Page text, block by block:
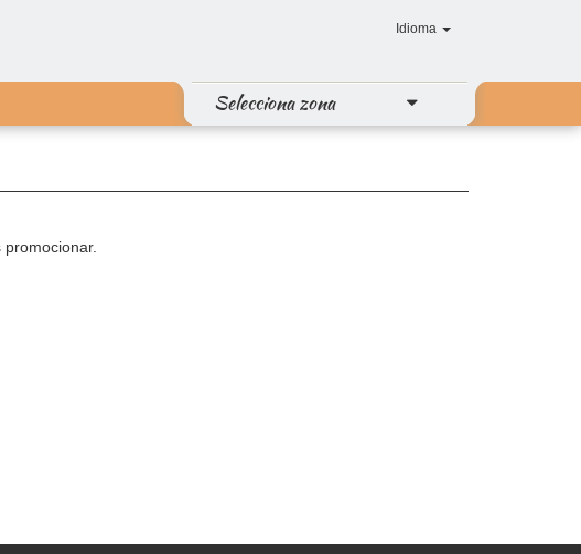
Idioma
Selecciona zona